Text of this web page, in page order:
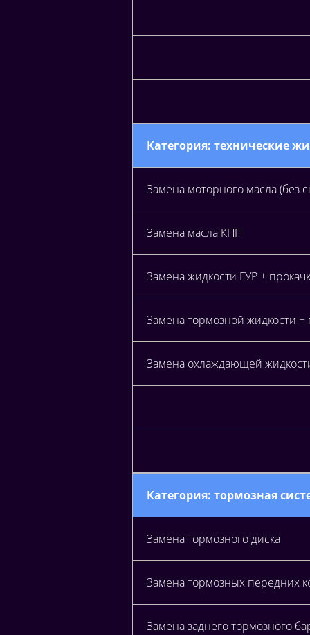
Категория: технические
Замена моторного масла (без
Замена масла КПП
Замена жидкости ГУР +
Замена тормозной жидкости
Замена охлаждающей
Категория: тормозная
Замена тормозного диска
Замена тормозных передних
Замена заднего тормозного